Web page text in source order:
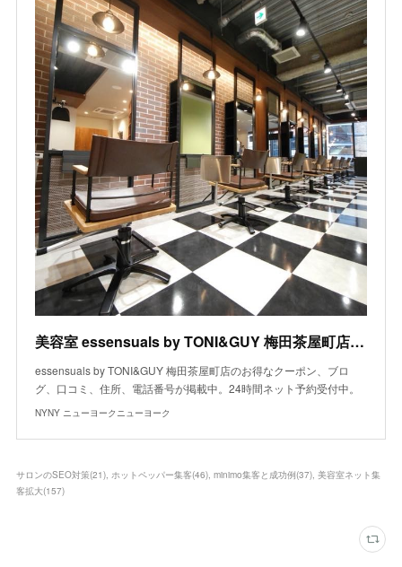
美容室 essensuals by TONI&GUY 梅田茶屋町店｜ヘアサロン・美容院｜ニューヨークニューヨーク
essensuals by TONI&GUY 梅田茶屋町店のお得なクーポン、ブロ
グ、口コミ、住所、電話番号が掲載中。24時間ネット予約受付中。
NYNY ニューヨークニューヨーク
サロンのSEO対策(21) ホットペッパー集客(46) minimo集客と成功例(37) 美容室ネット集
客拡大(157)